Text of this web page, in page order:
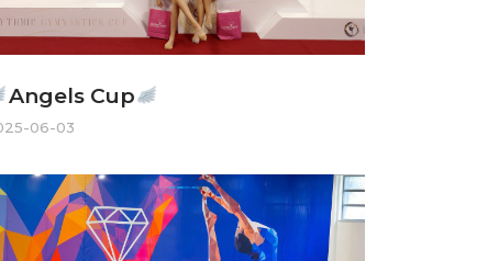
Angels Cup
06-03